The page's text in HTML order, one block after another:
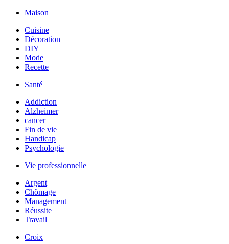
Maison
Cuisine
Décoration
DIY
Mode
Recette
Santé
Addiction
Alzheimer
cancer
Fin de vie
Handicap
Psychologie
Vie professionnelle
Argent
Chômage
Management
Réussite
Travail
Croix